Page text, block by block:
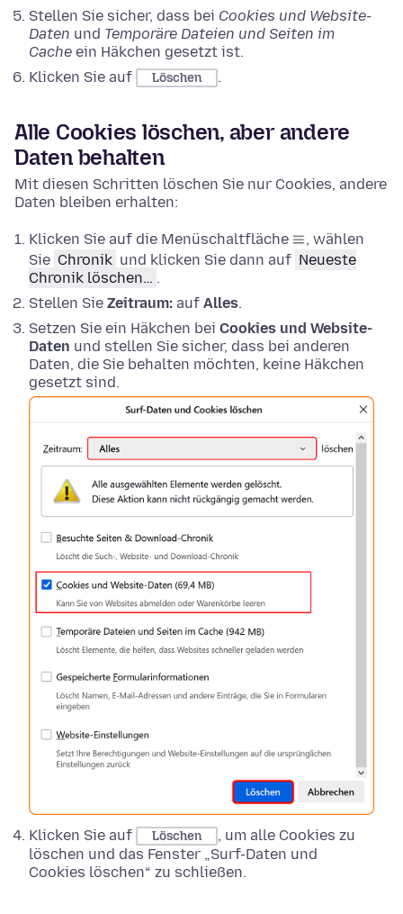
Stellen Sie sicher, dass bei Cookies und Website-
Daten und Temporäre Dateien und Seiten im
Cache ein Häkchen gesetzt ist.
Klicken Sie auf
Löschen .
Alle Cookies löschen, aber andere
Daten behalten
Mit diesen Schritten löschen Sie nur Cookies, andere
Daten bleiben erhalten:
Klicken Sie auf die Menüschaltfläche
, wählen
Sie Chronik und klicken Sie dann auf Neueste
Chronik löschen… .
Stellen Sie Zeitraum: auf Alles.
Setzen Sie ein Häkchen bei Cookies und Website-
Daten und stellen Sie sicher, dass bei anderen
Daten, die Sie behalten möchten, keine Häkchen
gesetzt sind.
Klicken Sie auf Löschen
, um alle Cookies zu
löschen und das Fenster „Surf-Daten und
Cookies löschen“ zu schließen.